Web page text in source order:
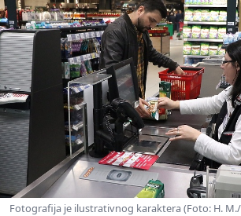
Fotografija je ilustrativnog karaktera (Foto: H.